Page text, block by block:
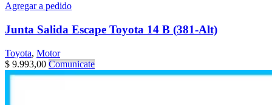
Agregar a pedido
Junta Salida Escape Toyota 14 B (381-Alt)
Toyota, Motor
$ 9.993,00 Comunicate